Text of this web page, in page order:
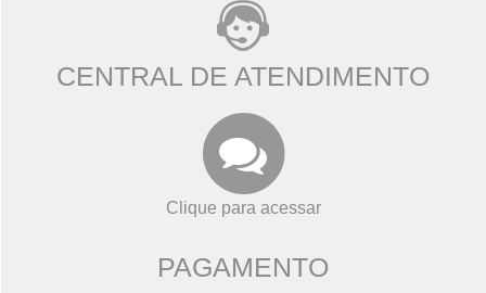
CENTRAL DE ATENDIMENTO
Clique para acessar
PAGAMENTO